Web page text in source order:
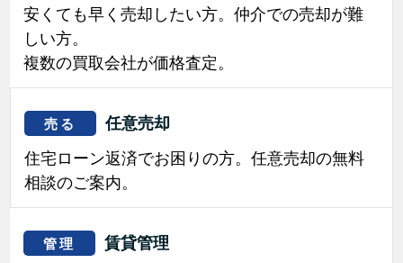
安くても早く売却したい方。仲介での売却が難
しい方。
複数の買取会社が価格査定。
売る
任意売却
住宅ローン返済でお困りの方。任意売却の無料
相談のご案内。
管理
賃貸管理